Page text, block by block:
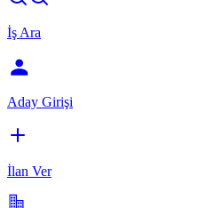
İş Ara
Aday Girişi
İlan Ver